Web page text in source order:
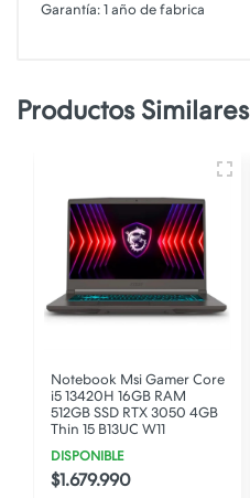
Garantía: 1 año de fabrica
Productos Similares
Notebook Msi Gamer Core
i5 13420H 16GB RAM
512GB SSD RTX 3050 4GB
Thin 15 B13UC W11
DISPONIBLE
$1.679.990